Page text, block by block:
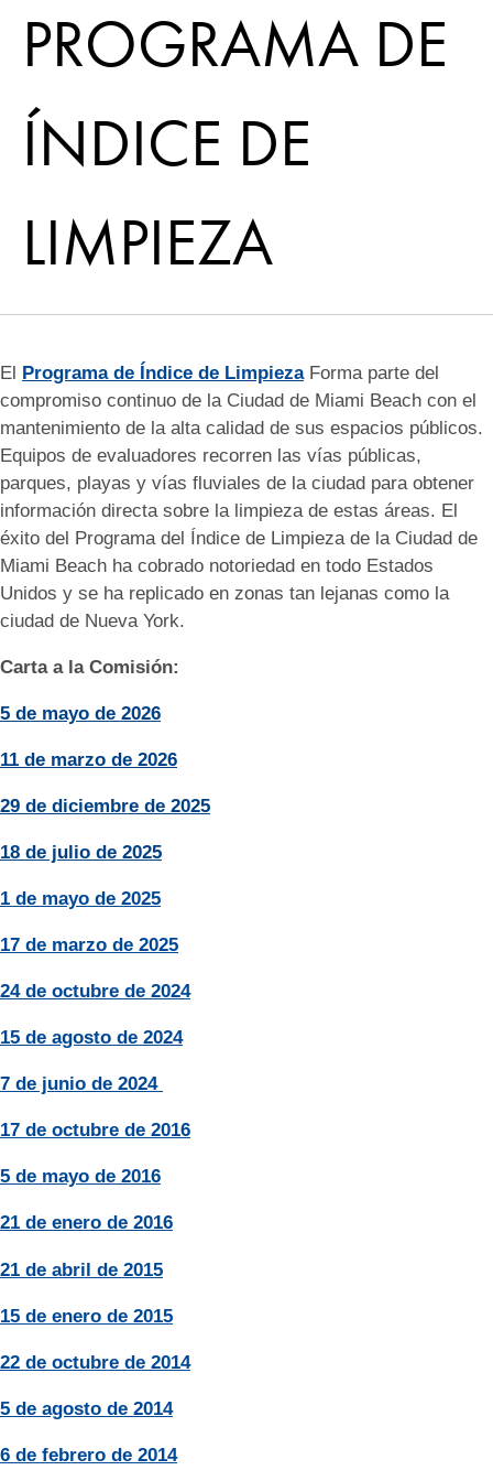
PROGRAMA DE
ÍNDICE DE
LIMPIEZA
El Programa de Índice de LimpiezaForma parte del
compromiso continuo de la Ciudad de Miami Beach con el
mantenimiento de la alta calidad de sus espacios públicos.
Equipos de evaluadores recorren las vías públicas,
parques, playas y vías fluviales de la ciudad para obtener
información directa sobre la limpieza de estas áreas. El
éxito del Programa del Índice de Limpieza de la Ciudad de
Miami Beach ha cobrado notoriedad en todo Estados
Unidos y se ha replicado en zonas tan lejanas como la
ciudad de Nueva York.
Carta a la Comisión:
5 de mayo de 2026
11 de marzo de 2026
29 de diciembre de 2025
18 de julio de 2025
1 de mayo de 2025
17 de marzo de 2025
24 de octubre de 2024
15 de agosto de 2024
7 de junio de 2024
17 de octubre de 2016
5 de mayo de 2016
21 de enero de 2016
21 de abril de 2015
15 de enero de 2015
22 de octubre de 2014
5 de agosto de 2014
6 de febrero de 2014